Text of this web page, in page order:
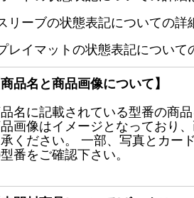
リーブの状態表記についての詳
レイマットの状態表記について
商品名と商品画像について】
名に記載されている型番の商
画像はイメージとなっており
ください。 一部、写真とカー
番をご確認下さい。